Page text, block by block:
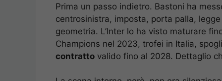
Prima un passo indietro. Bastoni ha
centrosinistra, imposta, porta palla,
geometria. L’Inter lo ha visto maturare
Champions nel 2023, trofei in Italia,
contratto valido fino al 2028. Dettaglio